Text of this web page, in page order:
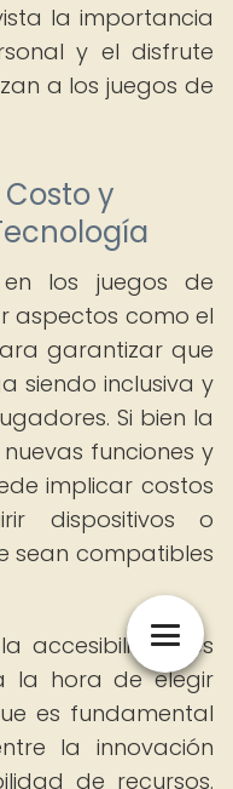
la importancia
y el disfrute
a los juegos de
y
los juegos de
aspectos como el
garantizar que
siendo inclusiva y
Si bien la
funciones y
implicar costos
dispositivos o
sean compatibles
accesibilidad es
la hora de elegir
es fundamental
la innovación
de recursos.